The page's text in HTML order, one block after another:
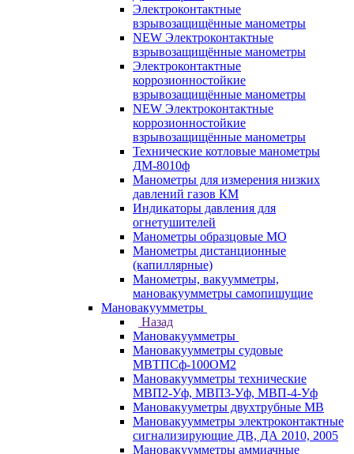
Электроконтактные
взрывозащищённые манометры
NEW Электроконтактные
взрывозащищённые манометры
Электроконтактные
коррозионностойкие
взрывозащищённые манометры
NEW Электроконтактные
коррозионностойкие
взрывозащищённые манометры
Технические котловые манометры
ДМ-8010ф
Манометры для измерения низких
давлений газов КМ
Индикаторы давления для
огнетушителей
Манометры образцовые МО
Манометры дистанционные
(капиллярные)
Манометры, вакуумметры,
мановакуумметры самопишущие
Мановакуумметры
Назад
Мановакуумметры
Мановакуумметры судовые
МВТПСф-100ОМ2
Мановакуумметры технические
МВП2-Уф, МВП3-Уф, МВП-4-Уф
Мановакууметры двухтрубные МВ
Мановакуумметры электроконтактные
сигнализирующие ДВ, ДА 2010, 2005
Мановакуумметры аммиачные